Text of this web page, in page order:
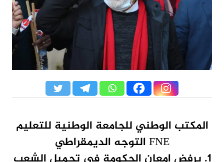
المكتب الوطني للجامعة الوطنية للتعليم
FNE التوجه الديمقراطي